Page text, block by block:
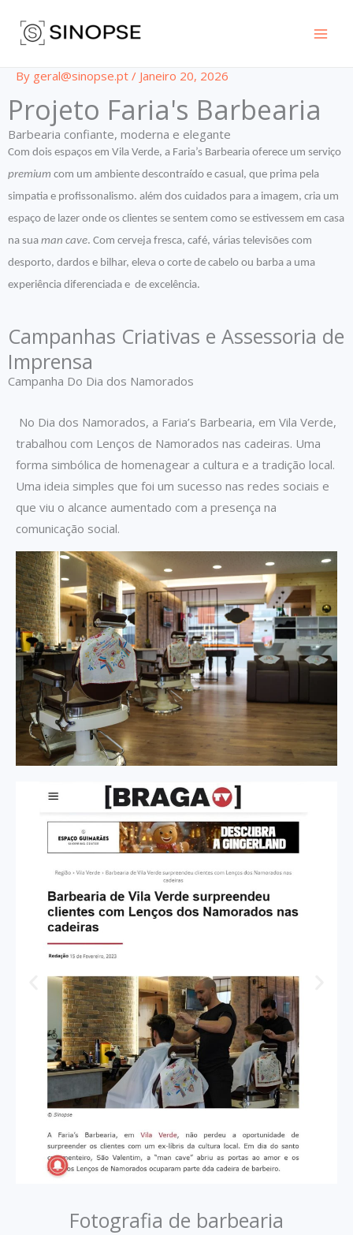
By geral@sinopse.pt / Janeiro 20, 2026
Projeto Faria's Barbearia
Barbearia confiante, moderna e elegante
Com dois espaços em Vila Verde, a Faria’s Barbearia oferece um serviço
premium com um ambiente descontraído e casual, que prima pela
simpatia e profissonalismo. além dos cuidados para a imagem, cria um
espaço de lazer onde os clientes se sentem como se estivessem em casa
na sua man cave. Com cerveja fresca, café, várias televisões com
desporto, dardos e bilhar, eleva o corte de cabelo ou barba a uma
experiência diferenciada e de excelência.
Campanhas Criativas e Assessoria de
Imprensa
Campanha Do Dia dos Namorados
No Dia dos Namorados, a Faria’s Barbearia, em Vila Verde,
trabalhou com Lenços de Namorados nas cadeiras. Uma
forma simbólica de homenagear a cultura e a tradição local.
Uma ideia simples que foi um sucesso nas redes sociais e
que viu o alcance aumentado com a presença na
comunicação social.
Fotografia de barbearia